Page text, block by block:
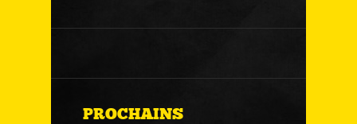
PROCHAINS